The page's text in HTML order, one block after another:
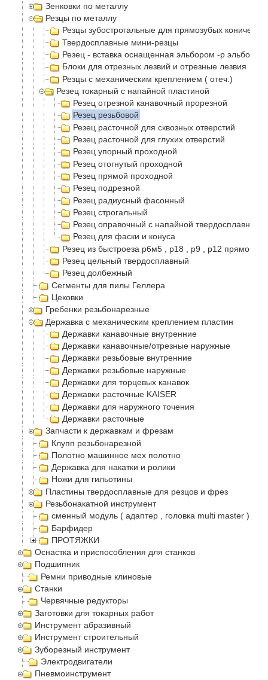
Зенковки по металлу
Резцы по металлу
Резцы зубострогальные для прямозубых
Твердосплавные мини-резцы
Резец - вставка оснащенная эльбором -р эльбор
Блоки для отрезных лезвий и отрезные лезвия
Резцы с механическим креплением ( отеч.)
Резец токарный с напайной пластиной
Резец отрезной канавочный прорезной
Резец резьбовой
Резец расточной для сквозных отверстий
Резец расточной для глухих отверстий
Резец упорный проходной
Резец отогнутый проходной
Резец прямой проходной
Резец подрезной
Резец радиусный фасонный
Резец строгальный
Резец оправочный с напайной твердосплавной
Резец для фаски и конуса
Резец из быстроеза р6м5 , р18 , р9 , р12 прямой
Резец цельный твердосплавный
Резец долбежный
Сегменты для пилы Геллера
Цековки
Гребенки резьбонарезные
Державка с механическим креплением пластин
Державки канавочные внутренние
Державки канавочные/отрезные наружные
Державки резьбовые внутренние
Державки резьбовые наружные
Державки для торцевых канавок
Державки расточные KAISER
Державки для наружного точения
Державки расточные
Запчасти к державкам и фрезам
Клупп резьбонарезной
Полотно машинное мех полотно
Державка для накатки и ролики
Ножи для гильотины
Пластины твердосплавные для резцов и фрез
Резьбонакатной инструмент
сменный модуль ( адаптер , головка multi master )
Барфидер
ПРОТЯЖКИ
Оснастка и приспособления для станков
Подшипник
Ремни приводные клиновые
Станки
Червячные редукторы
Заготовки для токарных работ
Инструмент абразивный
Инструмент строительный
Зуборезный инструмент
Электродвигатели
Пневмоинструмент